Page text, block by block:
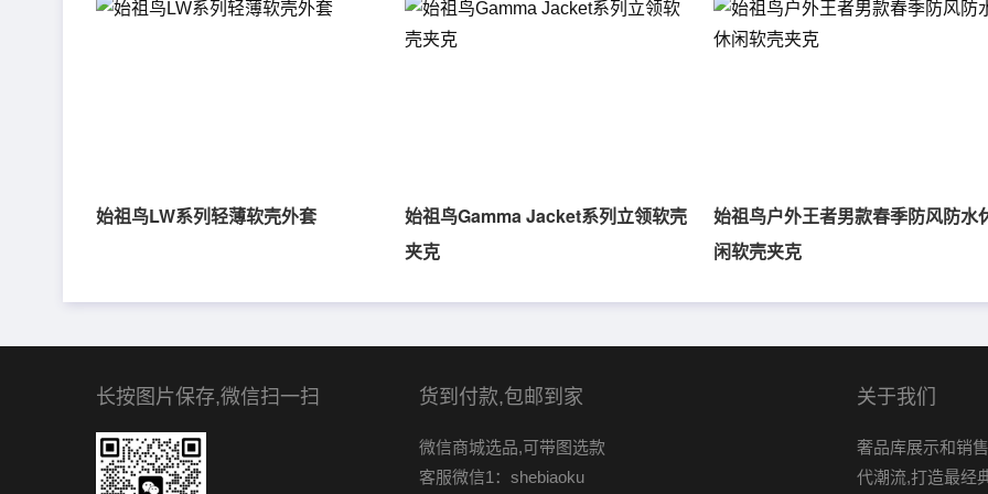
始祖鸟LW系列轻薄软壳外套
始祖鸟Gamma Jacket系列立领软壳
夹克
始祖鸟户外王者男款春季防风防水
闲软壳夹克
长按图片保存,微信扫一扫 货到付款,包邮到家
微信商城选品,可带图选款
客服微信1：shebiaoku
关于我们
奢品库展示和销
代潮流,打造最经